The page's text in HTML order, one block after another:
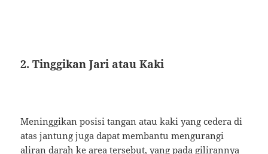
2. Tinggikan Jari atau Kaki
Meninggikan posisi tangan atau kaki yang cedera di
atas jantung juga dapat membantu mengurangi
aliran darah ke area tersebut, yang pada gilirannya